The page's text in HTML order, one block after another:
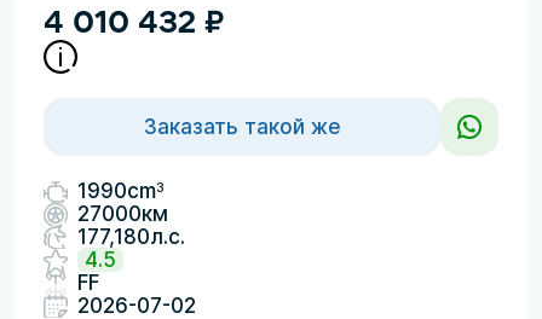
4 010 432 ₽
Заказать такой же
1990cm3
27000км
177,180л.с.
4.5
FF
2026-07-02